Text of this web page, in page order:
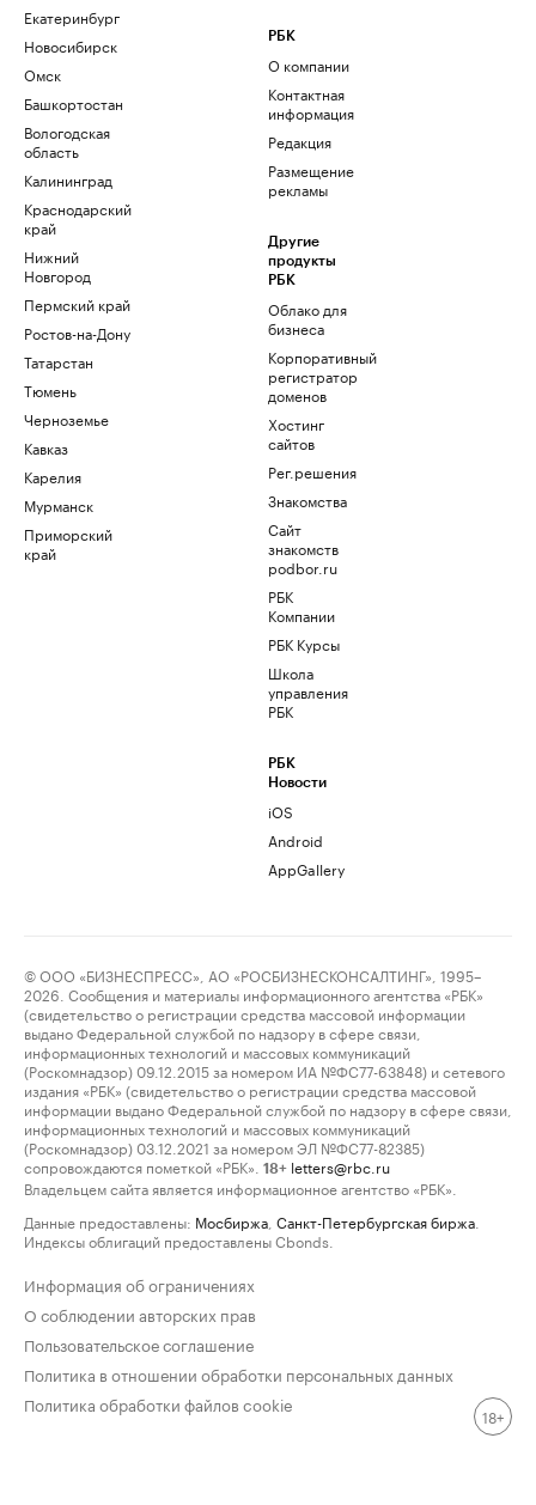
Екатеринбург
Новосибирск
Омск
Башкортостан
Вологодская
область
Калининград
Краснодарский
край
Нижний
Новгород
Пермский край
Ростов-на-Дону
Татарстан
Тюмень
Черноземье
Кавказ
Карелия
Мурманск
Приморский
край
РБК
О компании
Контактная
информация
Редакция
Размещение
рекламы
Другие
продукты
РБК
Облако для
бизнеса
Корпоративный
регистратор
доменов
Хостинг
сайтов
Рег.решения
Знакомства
Сайт
знакомств
podbor.ru
РБК
Компании
РБК Курсы
Школа
управления
РБК
РБК
Новости
iOS
Android
AppGallery
© ООО «БИЗНЕСПРЕСС», АО «РОСБИЗНЕСКОНСАЛТИНГ», 1995–
2026. Сообщения и материалы информационного агентства «РБК»
(свидетельство о регистрации средства массовой информации
выдано Федеральной службой по надзору в сфере связи,
информационных технологий и массовых коммуникаций
(Роскомнадзор) 09.12.2015 за номером ИА №ФС77-63848) и сетевого
издания «РБК» (свидетельство о регистрации средства массовой
информации выдано Федеральной службой по надзору в сфере связи,
информационных технологий и массовых коммуникаций
(Роскомнадзор) 03.12.2021 за номером ЭЛ №ФС77-82385)
сопровождаются пометкой «РБК».
18+ letters@rbc.ru
Владельцем сайта является информационное агентство «РБК».
Данные предоставлены: Мосбиржа Санкт-Петербургская биржа
Индексы облигаций предоставлены Cbonds.
Информация об ограничениях
О соблюдении авторских прав
Пользовательское соглашение
Политика в отношении обработки персональных данных
Политика обработки файлов cookie
18+